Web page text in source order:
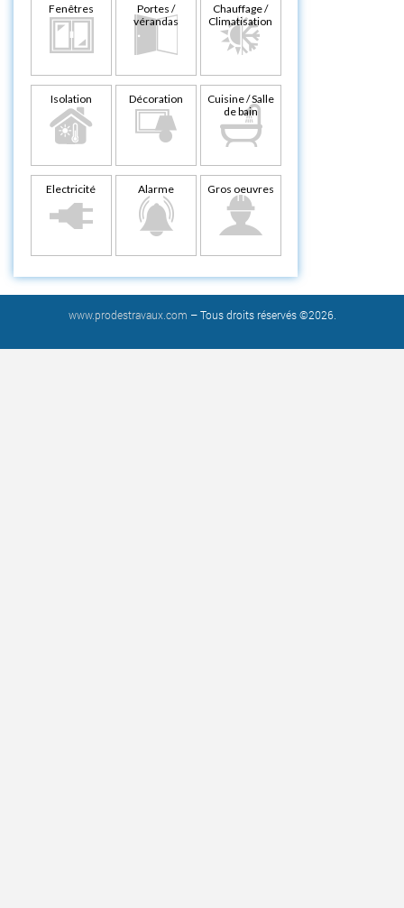
Fenêtres
Portes /
vérandas
Chauffage /
Climatisation
Isolation Décoration
Cuisine / Salle
de bain
Electricité Alarme Gros oeuvres
www.prodestravaux.com – Tous droits réservés ©2026.